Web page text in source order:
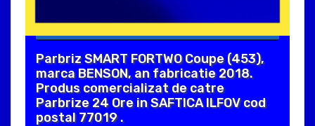
Parbriz SMART FORTWO Coupe (453),
marca BENSON, an fabricatie 2018.
Produs comercializat de catre
Parbrize 24 Ore in SAFTICA ILFOV cod
postal 77019 .